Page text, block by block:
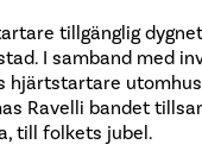
tillgänglig
I samband med
hjärtstartare
Ravelli bandet
till folkets jubel.